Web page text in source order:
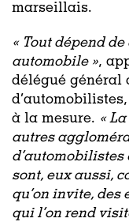
marseillais.
« Tout dépend
automobile »,
délégué général
à la mesure. «
autres
d’automobilistes
sont, eux aussi,
qu’on invite, des
qui l’on rend